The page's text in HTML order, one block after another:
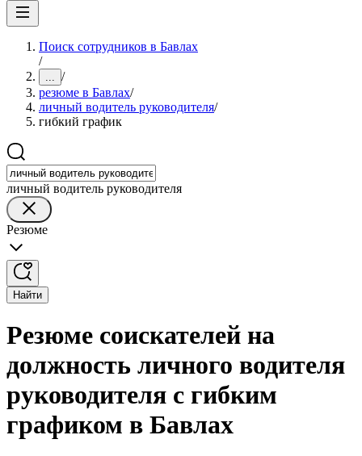
Поиск сотрудников в Бавлах
/
... /
резюме в Бавлах/
личный водитель руководителя/
гибкий график
личный водитель руководителя
Резюме
Найти
Резюме соискателей на
должность личного водителя
руководителя с гибким
графиком в Бавлах